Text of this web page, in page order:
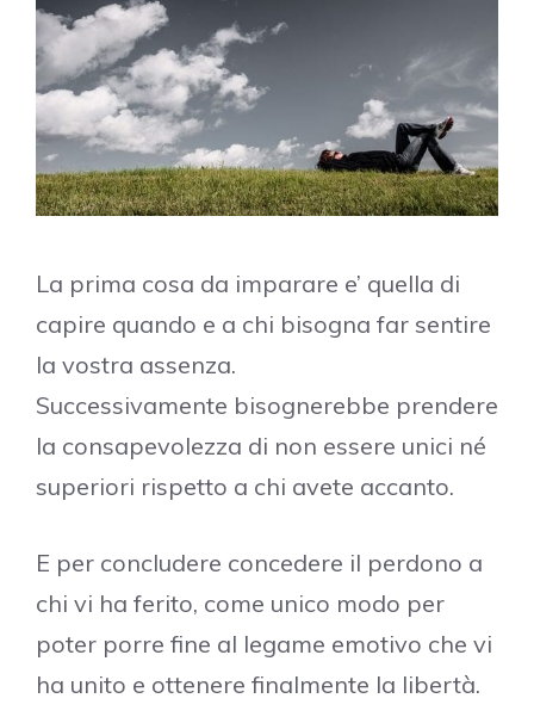
La prima cosa da imparare e’ quella di
capire quando e a chi bisogna far sentire
la vostra assenza.
Successivamente bisognerebbe prendere
la consapevolezza di non essere unici né
superiori rispetto a chi avete accanto.
E per concludere concedere il perdono a
chi vi ha ferito, come unico modo per
poter porre fine al legame emotivo che vi
ha unito e ottenere finalmente la libertà.